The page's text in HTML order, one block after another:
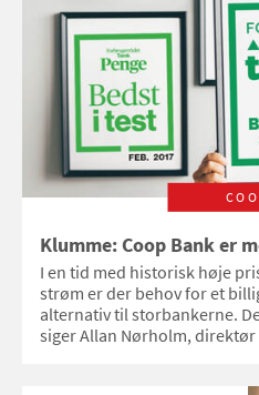
Klumme: Coop Bank er
I en tid med historisk høje
strøm er der behov for et
alternativ til storbankerne.
siger Allan Nørholm, direktør